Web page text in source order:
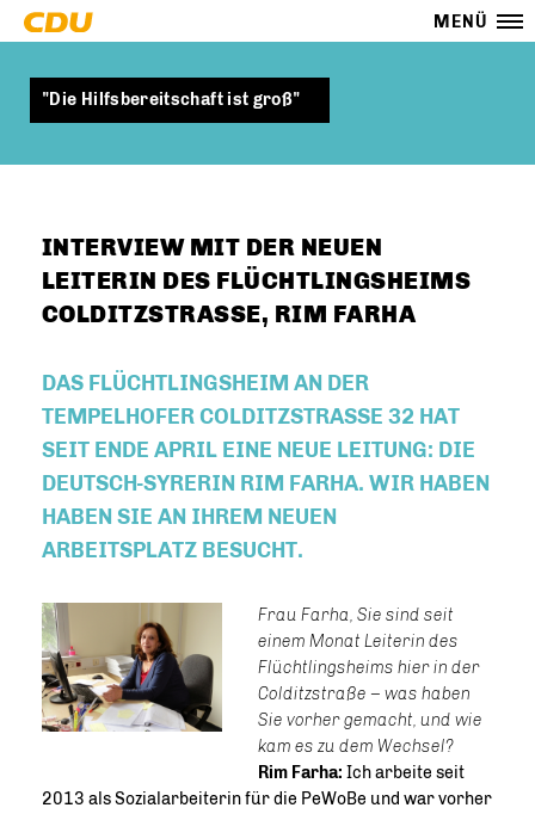
MENÜ
"Die Hilfsbereitschaft ist groß"
INTERVIEW MIT DER NEUEN
LEITERIN DES FLÜCHTLINGSHEIMS
COLDITZSTRASSE, RIM FARHA
DAS FLÜCHTLINGSHEIM AN DER
TEMPELHOFER COLDITZSTRASSE 32 HAT S
EIT ENDE APRIL EINE NEUE LEITUNG: DIE D
EUTSCH-SYRERIN RIM FARHA. WIR HABEN H
ABEN SIE AN IHREM NEUEN A
RBEITSPLATZ BESUCHT.
Frau Farha, Sie sind seit
einem Monat Leiterin des
Flüchtlingsheims hier in der
Colditzstraße – was haben
Sie vorher gemacht, und wie
kam es zu dem Wechsel?
Rim Farha: Ich arbeite seit
2013 als Sozialarbeiterin für die PeWoBe und war vorher